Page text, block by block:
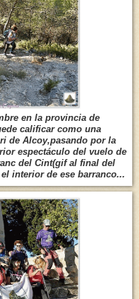
en la provincia de
calificar como una
de Alcoy,pasando por la
espectáculo del vuelo de
del Cint(gif al final del
interior de ese barranco...